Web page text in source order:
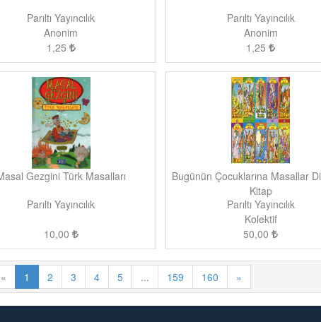
Parıltı Yayıncılık
Anonim
1,25
Parıltı Yayıncılık
Anonim
1,25
Gezgini Türk Masalları
Parıltı Yayıncılık
10,00
Bugünün Çocuklarına Masallar
Kitap
Parıltı Yayıncılık
Kolektif
50,00
« 1 2 3 4 5 ... 159 160 »